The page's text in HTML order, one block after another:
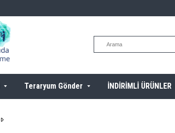
Teraryum Gönder İNDİRİMLİ ÜRÜNLER